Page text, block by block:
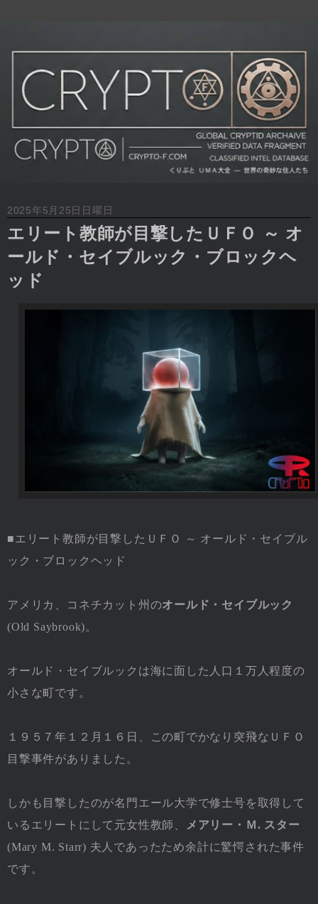
2025年5月25日日曜日
エリート教師が目撃したＵＦＯ ～ オ
ールド・セイブルック・ブロックヘ
ッド
■エリート教師が目撃したＵＦＯ ～ オールド・セイブル
ック・ブロックヘッド
アメリカ、コネチカット州のオールド・セイブルック
(Old Saybrook)。
オールド・セイブルックは海に面した人口１万人程度の
小さな町です。
１９５７年１２月１６日、この町でかなり突飛なＵＦＯ
目撃事件がありました。
しかも目撃したのが名門エール大学で修士号を取得して
いるエリートにして元女性教師、
メアリー・Ｍ. スター
(Mary M. Starr) 夫人であったため余計に驚愕された事件
です。